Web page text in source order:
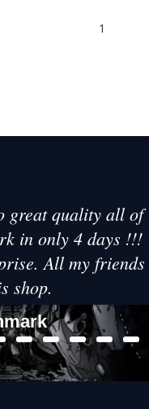
1
great quality all of
in only 4 days !!!
All my friends
shop.